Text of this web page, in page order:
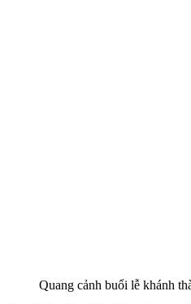
Quang cảnh buổi lễ khánh